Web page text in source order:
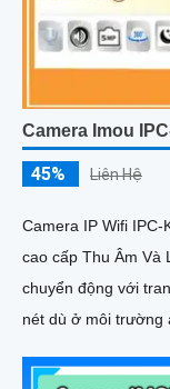
Camera Imou
45% Liên Hệ
Camera IP Wifi
cao cấp Thu Âm Và
chuyển động với
nét dù ở môi trường